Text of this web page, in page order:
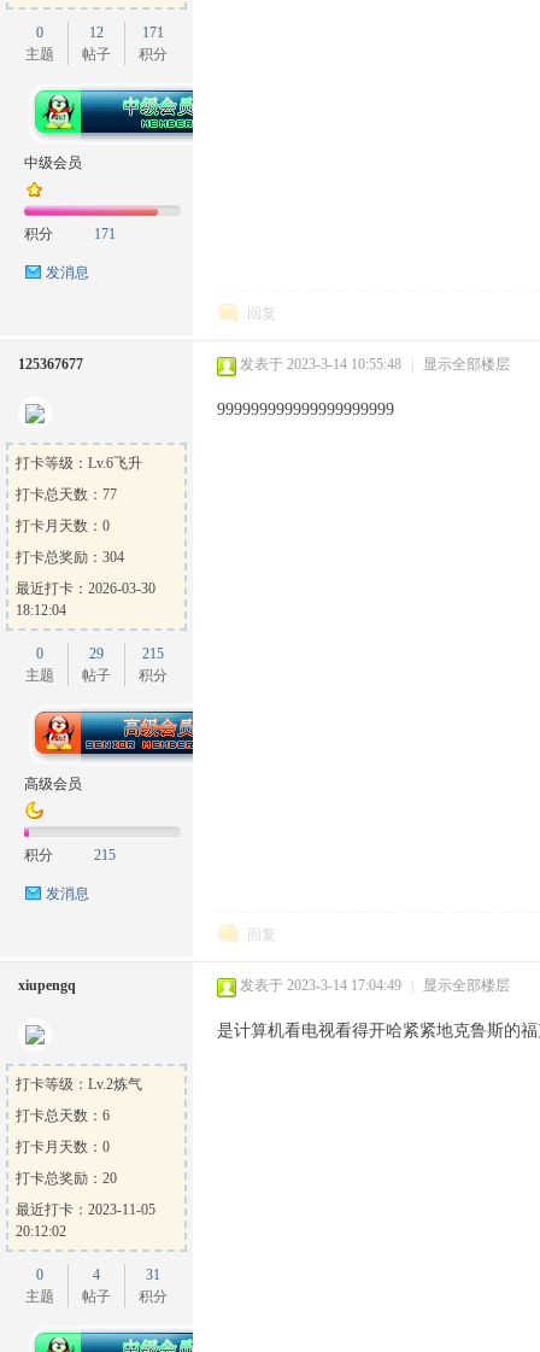
0
主题
12
帖子
171
积分
中级会员
积分 171
发消息
回复
125367677
打卡等级：Lv.6飞升
打卡总天数：77
打卡月天数：0
打卡总奖励：304
最近打卡：2026-03-30
18:12:04
0
主题
29
帖子
215
积分
高级会员
积分 215
发消息
发表于 2023-3-14 10:55:48 显示全部楼层
999999999999999999999
回复
xiupengq
打卡等级：Lv.2炼气
打卡总天数：6
打卡月天数：0
打卡总奖励：20
最近打卡：2023-11-05
20:12:02
0
主题
4
帖子
31
积分
发表于 2023-3-14 17:04:49 显示全部楼层
是计算机看电视看得开哈紧紧地克鲁斯的